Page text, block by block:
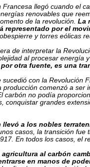
Francesa llegó cuando el
renovables que
de la revolución.La
representado por el
y torres eólicas
de interpretar la
al procesar energía
por otra fuente, es una
sucedió con la Revolución
producción comenzó a ser
carbón no podía
conquistar grandes
llevó a los nobles
casos, la transición
En todos los casos, el
agricultura al carbón
en manos de